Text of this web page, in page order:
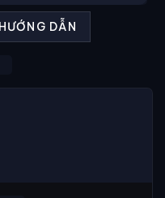
HƯỚNG DẪN